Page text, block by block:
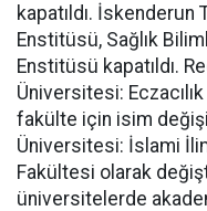
kapatıldı.
Enstitüsü, Sağlık
Enstitüsü kapatıldı.
Üniversitesi:
fakülte için isim
Üniversitesi: İslami
Fakültesi olarak
üniversitelerde